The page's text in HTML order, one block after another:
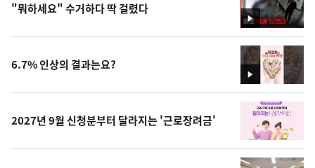
영
상
"뭐하세요" 수거하다 딱 걸렸다
영
상
6.7% 인상의 결과는요?
2027년 9월 신청분부터 달라지는 '근로장려금'